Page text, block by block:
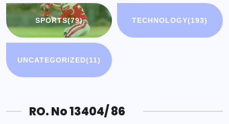
SPORTS(79) TECHNOLOGY(193)
UNCATEGORIZED(11)
RO. No 13404/ 86